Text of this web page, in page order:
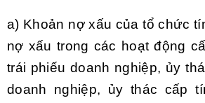
a) Khoản nợ xấu của tổ chức
nợ xấu trong các hoạt động
trái phiếu doanh nghiệp, ủy
doanh nghiệp, ủy thác cấp